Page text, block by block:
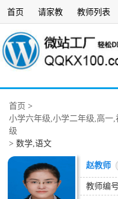
首页 请家教 教师列表
首页 >
小学六年级,小学二年级,高一
级
> 数学,语文
赵教师
教师编号